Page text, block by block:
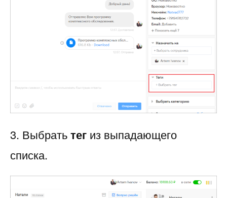
3. Выбратьтег из выпадающего
списка.